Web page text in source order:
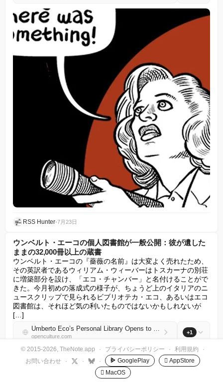
RSS Hunter•7月23日
ウンベルト・エーコの個人図書館が一般公開：彼が遺した
ままの32,000冊以上の蔵書
ウンベルト・エーコの『薔薇の名前』は大変よく売れたため、
その英訳者であるウィリアム・ウィーバーはトスカーナの別荘
に増築部分を設け、「エコ・チャンバー」と名付けることがで
きた。今月初めの落成式の様子が、ちょうど上のイタリアのニ
ュースクリップで見られるビブリオテカ・エコ、あるいはエコ
図書館は、それほど気の利いたものではないかもしれないが
[…]
Umberto Eco’s Personal Library Opens to the Public: More Than 32,000 Books, Exactly as He Left Them
openculture.com
+1
© 2015-2026, TheNote.app · プライバシーポリシー · 利用規約
·
お問い合わせ
· · · GooglePlay
 AppStore
 MacOS